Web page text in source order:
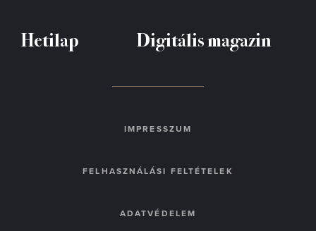
Hetilap Digitális magazin
IMPRESSZUM
FELHASZNÁLÁSI FELTÉTELEK
ADATVÉDELEM